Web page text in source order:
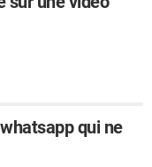
qui ne